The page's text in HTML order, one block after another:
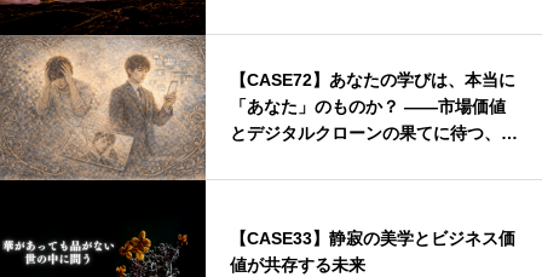
【CASE72】あなたの学びは、本当に
「あなた」のものか？ ——市場価値
とデジタルクローンの果てに待つ、静
【CASE33】静寂の美学とビジネス価
値が共存する未来